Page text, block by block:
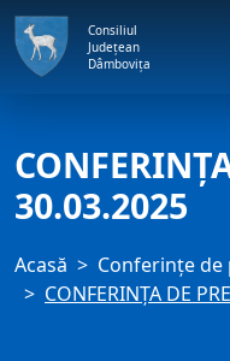
Consiliul
Județean
Dâmbovița
30.03.2025
Acasă
Conferințe de
CONFERINȚA DE